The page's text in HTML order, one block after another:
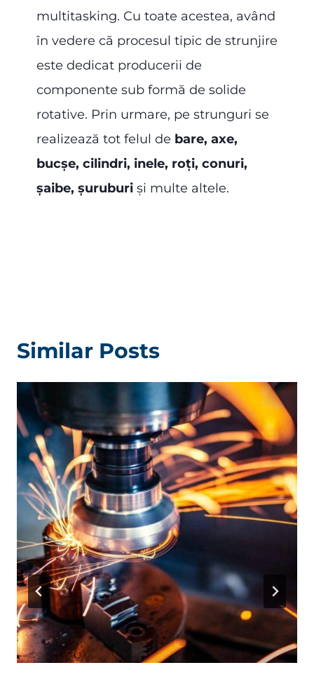
multitasking. Cu toate acestea, având
în vedere că procesul tipic de strunjire
este dedicat producerii de
componente sub formă de solide
rotative. Prin urmare, pe strunguri se
realizează tot felul de bare, axe,
bucșe, cilindri, inele, roți, conuri,
șaibe, șuruburiși multe altele.
Similar Posts